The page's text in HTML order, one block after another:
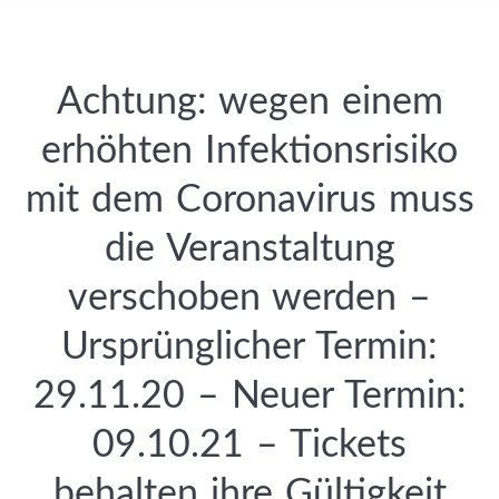
Achtung: wegen einem
erhöhten Infektionsrisiko
mit dem Coronavirus muss
die Veranstaltung
verschoben werden –
Ursprünglicher Termin:
29.11.20 – Neuer Termin:
09.10.21 – Tickets